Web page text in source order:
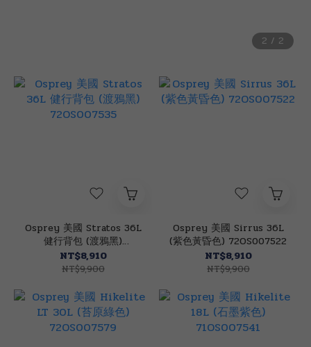
Osprey 美國 Stratos 36L
健行背包 (渡鴉黑)
72OS007535
NT$8,910
NT$9,900
Osprey 美國 Sirrus 36L
(紫色黃昏色) 72OS007522
NT$8,910
NT$9,900